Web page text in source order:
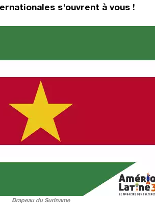
s'ouvrent à vous !
Drapeau du Suriname